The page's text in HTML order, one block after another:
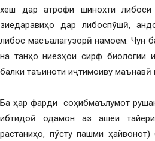
хеш дар атрофи шинохти
зиёдаравиҳо дар либоспўшӣ,
либос масъалагузорӣ намоем. Чун
на танҳо ниёзҳои сирф биологии
балки таъиноти иҷтимоиву
Ба ҳар фарди соҳибмаълумот
ибтидоӣ одамон аз ашёи
растаниҳо, пўсту пашми